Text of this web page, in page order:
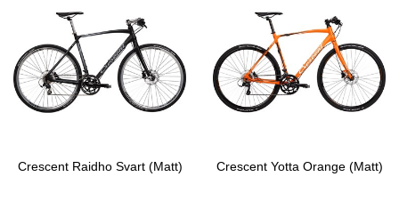
Crescent Raidho Svart (Matt) Crescent Yotta Orange (Matt)